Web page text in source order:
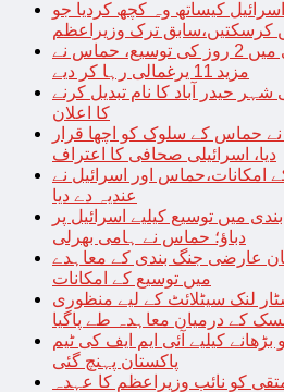
کیساتھ وہ کچھ کردیا جو
کرسکتیں،سابق ترک وزیراعظم
اسرائیل و حماس جنگ بندی میں 2 روز کی توسیع، حماس نے
مزید 11 یرغمالی رہا کر دیے
حیدر آباد کا نام تبدیل کرنے
کا اعلان
نے حماس کے سلوک کو اچھا قرار
دیا، اسرائیلی صحافی کا اعتراف
امکانات،حماس اور اسرائیل نے
عندیہ دے دیا
میں توسیع کیلیے اسرائیل پر
دباؤ؛ حماس نے ہامی بھرلی
عارضی جنگ بندی کے معاہدے
میں توسیع کے امکانات
لنک سیٹلائٹ کے لیے منظوری
کے درمیان معاہدہ طے پاگیا
کیلیے آئی ایم ایف کی ٹیم
پاکستان پہنچ گئی
کو نائب وزیراعظم کا عہدہ